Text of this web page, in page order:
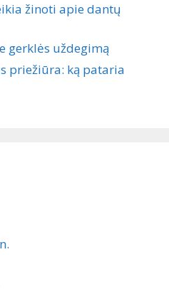
žinoti apie dantų
gerklės uždegimą
priežiūra: ką pataria